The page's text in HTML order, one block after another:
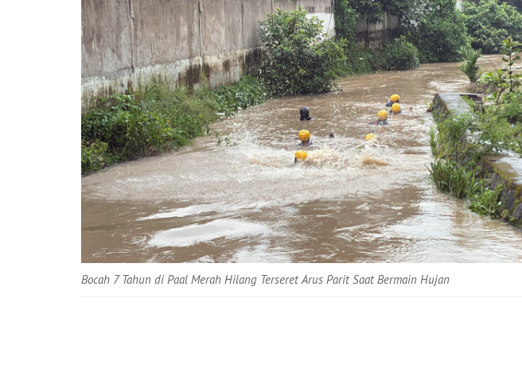
Bocah 7 Tahun di Paal Merah Hilang Terseret Arus Parit Saat Bermain Hujan